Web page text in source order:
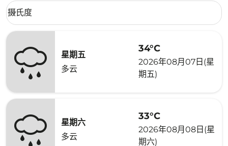
Weather unit option 摄氏度 Selected
摄氏度
keyboard_arrow_down
星期五
多云
34°C
2026年08月07日(星
期五)
星期六
多云
33°C
2026年08月08日(星
期六)